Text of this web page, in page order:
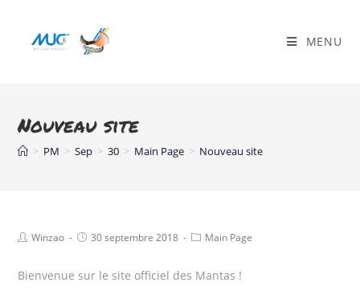
MENU
Nouveau site
> PM > Sep > 30 > Main Page > Nouveau site
Winzao 30 septembre 2018 Main Page
Bienvenue sur le site officiel des Mantas !